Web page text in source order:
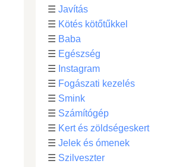
☰ Javítás
☰ Kötés kötőtűkkel
☰ Baba
☰ Egészség
☰ Instagram
☰ Fogászati kezelés
☰ Smink
☰ Számítógép
☰ Kert és zöldségeskert
☰ Jelek és ómenek
☰ Szilveszter